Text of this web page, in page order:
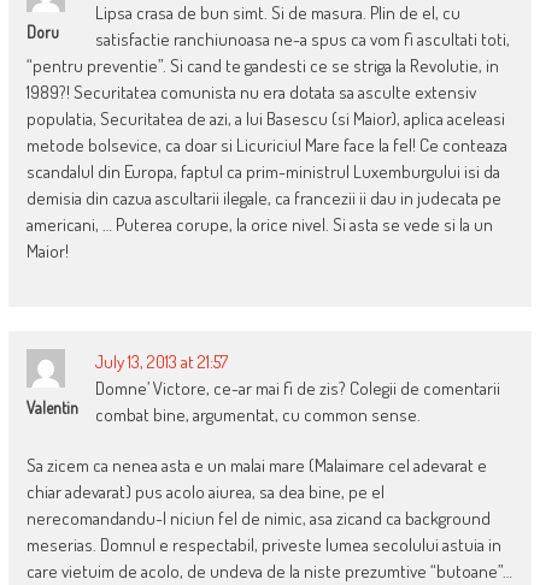
Doru
Lipsa crasa de bun simt. Si de masura. Plin de el, cu
satisfactie ranchiunoasa ne-a spus ca vom fi ascultati toti,
“pentru preventie”. Si cand te gandesti ce se striga la Revolutie, in
1989?! Securitatea comunista nu era dotata sa asculte extensiv
populatia, Securitatea de azi, a lui Basescu (si Maior), aplica aceleasi
metode bolsevice, ca doar si Licuriciul Mare face la fel! Ce conteaza
scandalul din Europa, faptul ca prim-ministrul Luxemburgului isi da
demisia din cazua ascultarii ilegale, ca francezii ii dau in judecata pe
americani, … Puterea corupe, la orice nivel. Si asta se vede si la un
Maior!
Valentin
July 13, 2013 at 21:57
Domne’ Victore, ce-ar mai fi de zis? Colegii de comentarii
combat bine, argumentat, cu common sense.
Sa zicem ca nenea asta e un malai mare (Malaimare cel adevarat e
chiar adevarat) pus acolo aiurea, sa dea bine, pe el
nerecomandandu-l niciun fel de nimic, asa zicand ca background
meserias. Domnul e respectabil, priveste lumea secolului astuia in
care vietuim de acolo, de undeva de la niste prezumtive “butoane”…